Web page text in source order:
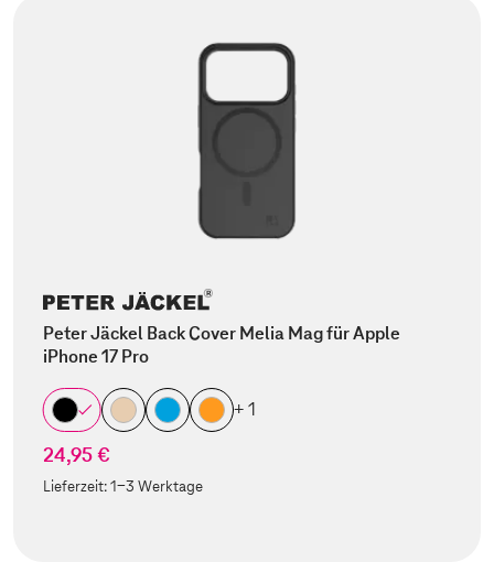
Peter Jäckel Back Cover Melia Mag für Apple
iPhone 17 Pro
+ 1
24,95 €
Lieferzeit:1-3 Werktage